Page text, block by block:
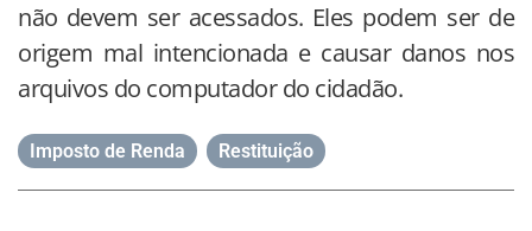
não devem ser acessados. Eles podem ser de
origem mal intencionada e causar danos nos
arquivos do computador do cidadão.
Imposto de Renda Restituição